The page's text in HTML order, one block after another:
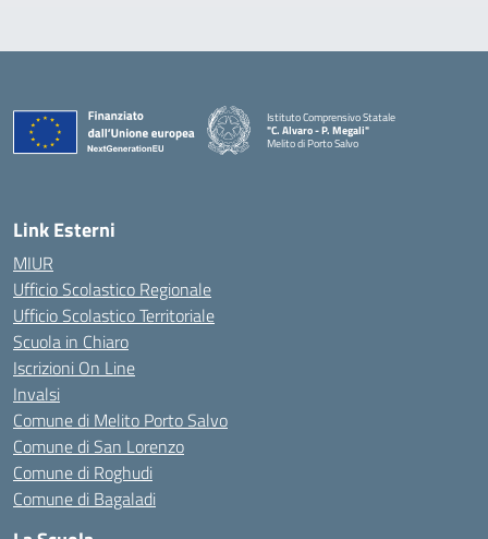
Istituto Comprensivo Statale
"C. Alvaro - P. Megali"
Melito di Porto Salvo
Link Esterni
MIUR
Ufficio Scolastico Regionale
Ufficio Scolastico Territoriale
Scuola in Chiaro
Iscrizioni On Line
Invalsi
Comune di Melito Porto Salvo
Comune di San Lorenzo
Comune di Roghudi
Comune di Bagaladi